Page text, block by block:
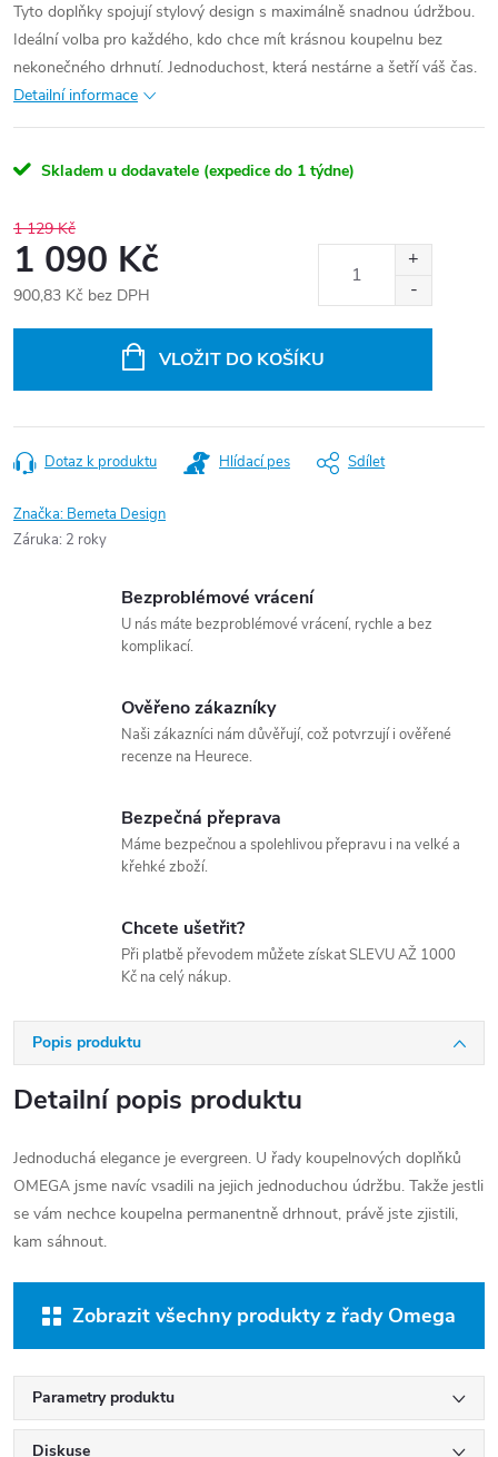
Tyto doplňky spojují stylový design s maximálně snadnou údržbou.
Ideální volba pro každého, kdo chce mít krásnou koupelnu bez
nekonečného drhnutí. Jednoduchost, která nestárne a šetří váš čas.
Detailní informace
Skladem u dodavatele (expedice do 1 týdne)
1 129 Kč
1 090 Kč
900,83 Kč bez DPH
VLOŽIT DO KOŠÍKU
Dotaz k produktu Hlídací pes Sdílet
Značka: Bemeta Design
Záruka: 2 roky
Bezproblémové vrácení
U nás máte bezproblémové vrácení, rychle a bez
komplikací.
Ověřeno zákazníky
Naši zákazníci nám důvěřují, což potvrzují i ověřené
recenze na Heurece.
Bezpečná přeprava
Máme bezpečnou a spolehlivou přepravu i na velké a
křehké zboží.
Chcete ušetřit?
Při platbě převodem můžete získat SLEVU AŽ 1000
Kč na celý nákup.
Popis produktu
Detailní popis produktu
Jednoduchá elegance je evergreen. U řady koupelnových doplňků
OMEGA jsme navíc vsadili na jejich jednoduchou údržbu. Takže jestli
se vám nechce koupelna permanentně drhnout, právě jste zjistili,
kam sáhnout.
Zobrazit všechny produkty z řady Omega
Parametry produktu
Diskuse